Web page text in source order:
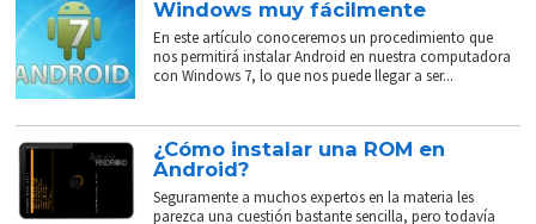
Windows muy fácilmente
En este artículo conoceremos un procedimiento que
nos permitirá instalar Android en nuestra computadora
con Windows 7, lo que nos puede llegar a ser...
¿Cómo instalar una ROM en
Android?
Seguramente a muchos expertos en la materia les
parezca una cuestión bastante sencilla, pero todavía